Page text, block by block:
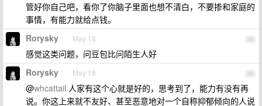
管好你自己吧，看你了你脑子里面也想不清白，不要掺和家庭的
事情，有能力就给点钱。
58
Rorysky May 18
感觉这类问题，问豆包比问陌生人好
59
Rorysky May 18
@whcattail 人家有这个心就是好的，思考到了，能力有没有再
说。你这上来就不友好、甚至恶意地对一个自称抑郁倾向的人说